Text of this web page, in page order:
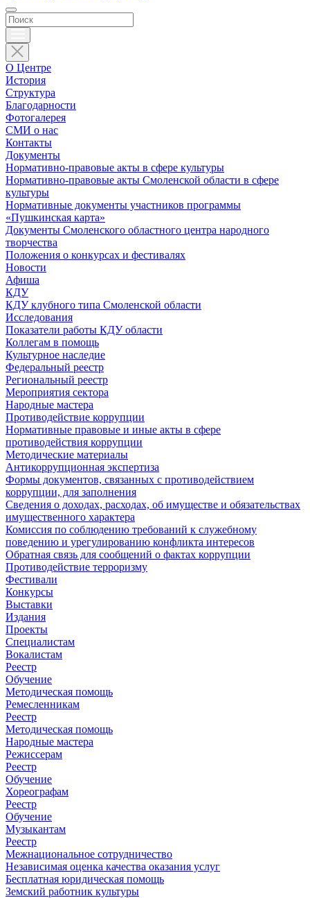
О Центре
История
Структура
Благодарности
Фотогалерея
СМИ о нас
Контакты
Документы
Нормативно-правовые акты в сфере культуры
Нормативно-правовые акты Смоленской области в сфере
культуры
Нормативные документы участников программы
«Пушкинская карта»
Документы Смоленского областного центра народного
творчества
Положения о конкурсах и фестивалях
Новости
Афиша
КДУ
КДУ клубного типа Смоленской области
Исследования
Показатели работы КДУ области
Коллегам в помощь
Культурное наследие
Федеральный реестр
Региональный реестр
Мероприятия сектора
Народные мастера
Противодействие коррупции
Нормативные правовые и иные акты в сфере
противодействия коррупции
Методические материалы
Антикоррупционная экспертиза
Формы документов, связанных с противодействием
коррупции, для заполнения
Сведения о доходах, расходах, об имуществе и обязательствах
имущественного характера
Комиссия по соблюдению требований к служебному
поведению и урегулированию конфликта интересов
Обратная связь для сообщений о фактах коррупции
Противодействие терроризму
Фестивали
Конкурсы
Выставки
Издания
Проекты
Специалистам
Вокалистам
Реестр
Обучение
Методическая помощь
Ремесленникам
Реестр
Методическая помощь
Народные мастера
Режиссерам
Реестр
Обучение
Хореографам
Реестр
Обучение
Музыкантам
Реестр
Межнациональное сотрудничество
Независимая оценка качества оказания услуг
Бесплатная юридическая помощь
Земский работник культуры